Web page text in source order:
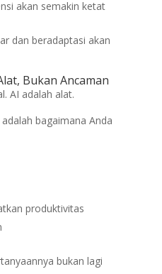
akan semakin ketat
dan beradaptasi akan
Bukan Ancaman
AI adalah alat.
bagaimana Anda
produktivitas
bukan lagi